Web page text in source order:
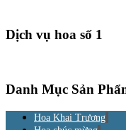
Dịch vụ hoa số 1
Danh Mục Sản
Hoa Khai Trương